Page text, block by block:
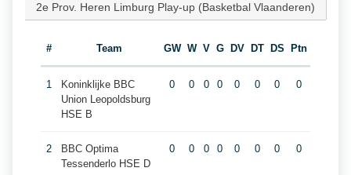
2e Prov. Heren Limburg Play-up (Basketbal Vlaanderen)
# Team GW W V G DV DT DS Ptn
1
Koninklijke BBC
Union Leopoldsburg
HSE B
0 0 0 0 0 0 0 0
2
BBC Optima
Tessenderlo HSE D
0 0 0 0 0 0 0 0